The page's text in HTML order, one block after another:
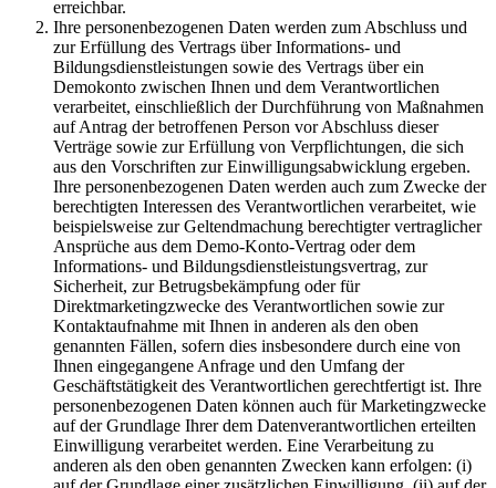
erreichbar.
Ihre personenbezogenen Daten werden zum Abschluss und
zur Erfüllung des Vertrags über Informations- und
Bildungsdienstleistungen sowie des Vertrags über ein
Demokonto zwischen Ihnen und dem Verantwortlichen
verarbeitet, einschließlich der Durchführung von Maßnahmen
auf Antrag der betroffenen Person vor Abschluss dieser
Verträge sowie zur Erfüllung von Verpflichtungen, die sich
aus den Vorschriften zur Einwilligungsabwicklung ergeben.
Ihre personenbezogenen Daten werden auch zum Zwecke der
berechtigten Interessen des Verantwortlichen verarbeitet, wie
beispielsweise zur Geltendmachung berechtigter vertraglicher
Ansprüche aus dem Demo-Konto-Vertrag oder dem
Informations- und Bildungsdienstleistungsvertrag, zur
Sicherheit, zur Betrugsbekämpfung oder für
Direktmarketingzwecke des Verantwortlichen sowie zur
Kontaktaufnahme mit Ihnen in anderen als den oben
genannten Fällen, sofern dies insbesondere durch eine von
Ihnen eingegangene Anfrage und den Umfang der
Geschäftstätigkeit des Verantwortlichen gerechtfertigt ist. Ihre
personenbezogenen Daten können auch für Marketingzwecke
auf der Grundlage Ihrer dem Datenverantwortlichen erteilten
Einwilligung verarbeitet werden. Eine Verarbeitung zu
anderen als den oben genannten Zwecken kann erfolgen: (i)